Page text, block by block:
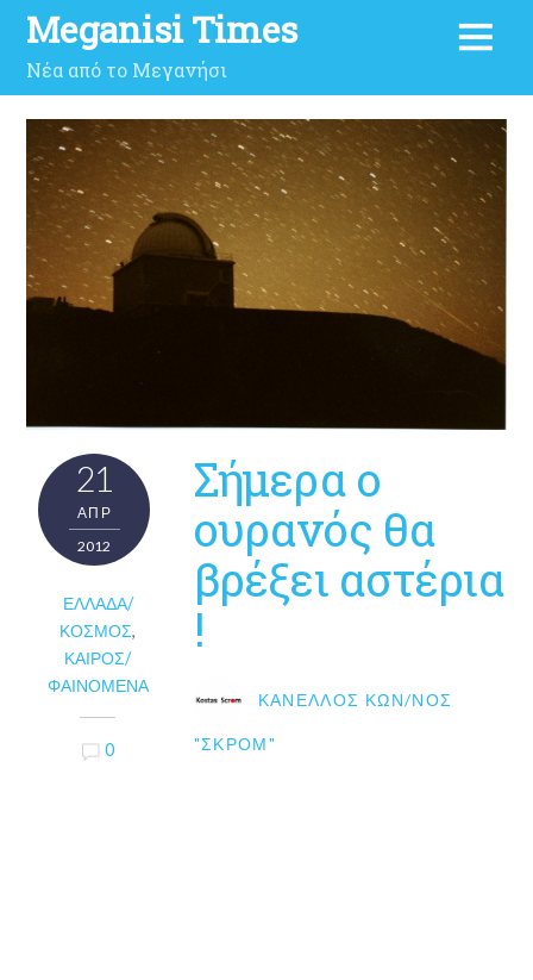
Meganisi Times
Νέα από το Μεγανήσι
21
ΑΠΡ
2012
ΕΛΛΆΔΑ/
ΚΌΣΜΟΣ,
ΚΑΙΡΌΣ/
ΦΑΙΝΌΜΕΝΑ
0
Σήμερα ο
ουρανός θα
βρέξει αστέρια
!
ΚΑΝΈΛΛΟΣ ΚΩΝ/ΝΟΣ
"ΣΚΡΟΜ"